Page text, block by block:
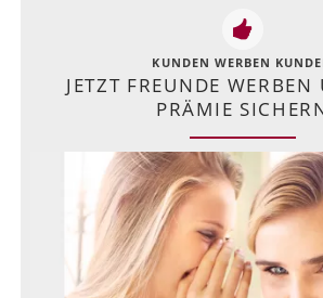
KUNDEN WERBEN
JETZT FREUNDE
PRÄMIE